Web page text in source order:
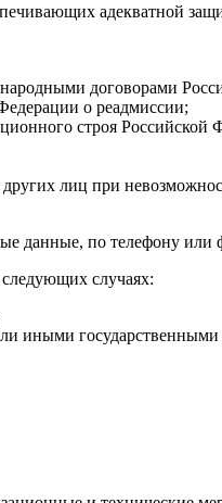
адекватной
договорами
о реадмиссии;
строя Российской
лиц при
данные, по телефону или
случаях:
иными